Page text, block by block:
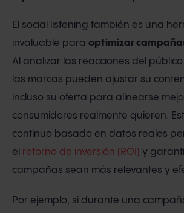
El social listening también es una
invaluable para optimizar
Al analizar las reacciones del
las marcas pueden ajustar su
incluso su oferta para alinearse
consumidores realmente quieren.
continuo basado en datos reales
el retorno de inversión (ROI) y
campañas sean más relevantes y
Por ejemplo, si durante una